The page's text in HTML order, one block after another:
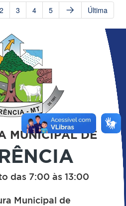
2 3 4 5 Última
MUNICIPAL DE
das 7:00 às 13:00
Municipal de